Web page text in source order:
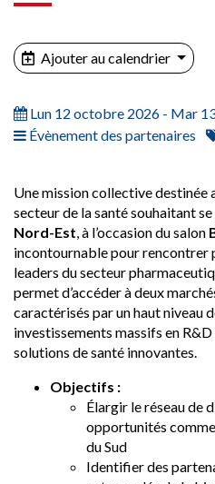
Ajouter au calendrier
Lun 12 octobre 2026 - Mar
Évènement des partenaires
Une mission collective destinée
secteur de la santé souhaitant
Nord-Est, à l’occasion du salon
incontournable pour
leaders du secteur
permet d’accéder à deux
caractérisés par un haut niveau
investissements massifs en
solutions de santé innovantes.
Objectifs :
Élargir le réseau de
opportunités
du Sud
Identifier des